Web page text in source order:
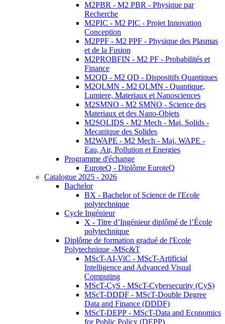
M2PBR - M2 PBR - Physique par
Recherche
M2PIC - M2 PIC - Projet Innovation
Conception
M2PPF - M2 PPF - Physique des Plasmas
et de la Fusion
M2PROBFIN - M2 PF - Probabilités et
Finance
M2QD - M2 QD - Dispositifs Quantiques
M2QLMN - M2 QLMN - Quantique,
Lumiere, Materiaux et Nanosciences
M2SMNO - M2 SMNO - Science des
Materiaux et des Nano-Objets
M2SOLIDS - M2 Mech - Maj. Solids -
Mecanique des Solides
M2WAPE - M2 Mech - Maj. WAPE -
Eau, Air, Pollution et Energies
Programme d'échange
EuroteQ - Diplôme EuroteQ
Catalogue 2025 - 2026
Bachelor
BX - Bachelor of Science de l'Ecole
polytechnique
Cycle Ingénieur
X - Titre d’Ingénieur diplômé de l’École
polytechnique
Diplôme de formation gradué de l'Ecole
Polytechnique -MSc&T
MScT-AI-ViC - MScT-Artificial
Intelligence and Advanced Visual
Computing
MScT-CyS - MScT-Cybersecurity (CyS)
MScT-DDDF - MScT-Double Degree
Data and Finance (DDDF)
MScT-DEPP - MScT-Data and Economics
for Public Policy (DEPP)